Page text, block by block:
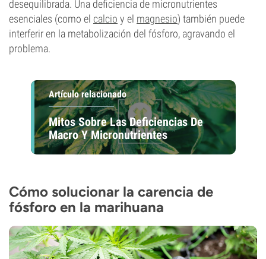
desequilibrada. Una deficiencia de micronutrientes
esenciales (como el calcio y el magnesio) también puede
interferir en la metabolización del fósforo, agravando el
problema.
Artículo relacionado
Mitos Sobre Las Deficiencias De
Macro Y Micronutrientes
Cómo solucionar la carencia de
fósforo en la marihuana